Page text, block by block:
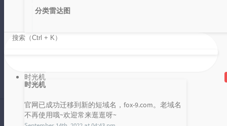
分类雷达图
Loading...
时光机
时光机
官网已成功迁移到新的短域名，fox-9.com。老域名
不再使用哦~欢迎常来逛逛呀~